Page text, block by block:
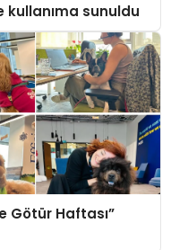
kullanıma sunuldu
Götür Haftası”